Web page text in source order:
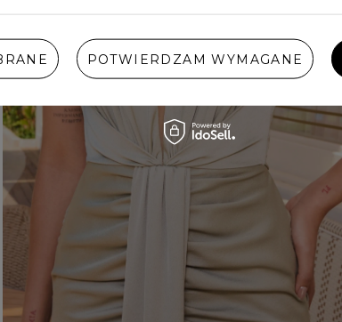
POTWIERDZAM WYMAGANE